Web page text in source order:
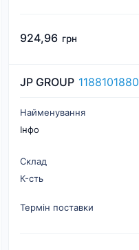
924,96 грн
JP GROUP 1188101880
Найменування
Інфо
Склад
К-cть
Термін поставки